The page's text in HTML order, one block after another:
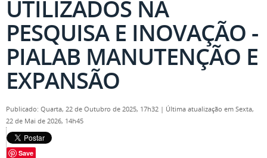
UTILIZADOS NA
PESQUISA E INOVAÇÃO -
PIALAB MANUTENÇÃO E
EXPANSÃO
Publicado: Quarta, 22 de Outubro de 2025, 17h32 | Última atualização em Sexta,
22 de Mai de 2026, 14h45
Save